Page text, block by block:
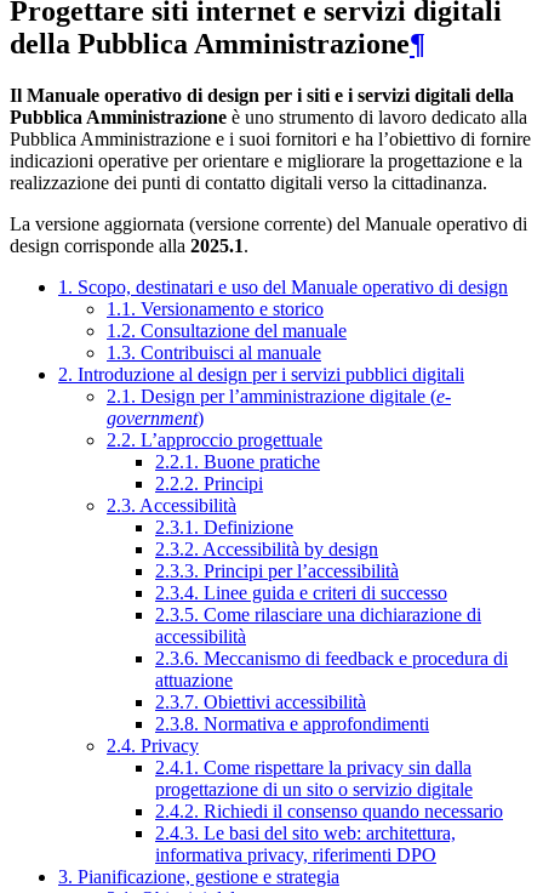
Progettare siti internet e servizi digitali
della Pubblica Amministrazione¶
Il Manuale operativo di design per i siti e i servizi digitali della
Pubblica Amministrazione è uno strumento di lavoro dedicato alla
Pubblica Amministrazione e i suoi fornitori e ha l’obiettivo di fornire
indicazioni operative per orientare e migliorare la progettazione e la
realizzazione dei punti di contatto digitali verso la cittadinanza.
La versione aggiornata (versione corrente) del Manuale operativo di
design corrisponde alla 2025.1.
1. Scopo, destinatari e uso del Manuale operativo di design
1.1. Versionamento e storico
1.2. Consultazione del manuale
1.3. Contribuisci al manuale
2. Introduzione al design per i servizi pubblici digitali
2.1. Design per l’amministrazione digitale (e-
government)
2.2. L’approccio progettuale
2.2.1. Buone pratiche
2.2.2. Principi
2.3. Accessibilità
2.3.1. Definizione
2.3.2. Accessibilità by design
2.3.3. Principi per l’accessibilità
2.3.4. Linee guida e criteri di successo
2.3.5. Come rilasciare una dichiarazione di
accessibilità
2.3.6. Meccanismo di feedback e procedura di
attuazione
2.3.7. Obiettivi accessibilità
2.3.8. Normativa e approfondimenti
2.4. Privacy
2.4.1. Come rispettare la privacy sin dalla
progettazione di un sito o servizio digitale
2.4.2. Richiedi il consenso quando necessario
2.4.3. Le basi del sito web: architettura,
informativa privacy, riferimenti DPO
3. Pianificazione, gestione e strategia